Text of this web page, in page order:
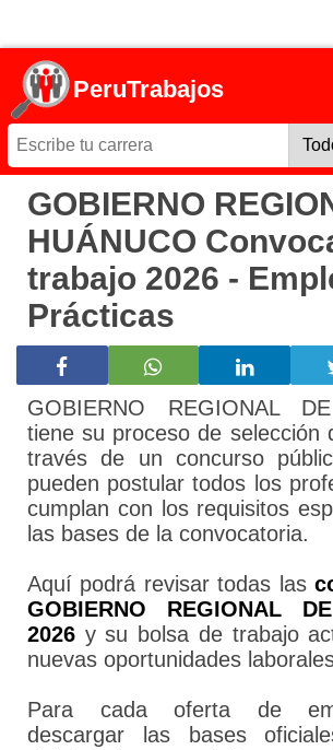
PeruTrabajos
GOBIERNO
HUÁNUCO
trabajo 2026 -
Prácticas
GOBIERNO REGIONAL
tiene su proceso de selección
través de un concurso
pueden postular todos los
cumplan con los requisitos
las bases de la convocatoria.
Aquí podrá revisar todas las
GOBIERNO REGIONAL
2026 y su bolsa de trabajo
nuevas oportunidades
Para cada oferta de
descargar las bases